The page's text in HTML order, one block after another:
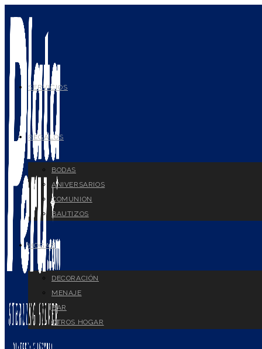
al
contenido
SERVICIOS
REGALOS
BODAS
ANIVERSARIOS
COMUNION
BAUTIZOS
HOGAR
DECORACIÓN
MENAJE
BAR
OTROS HOGAR